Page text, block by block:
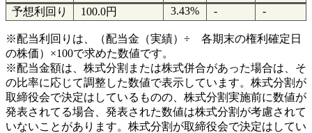
予想利回り 100.0円 3.43% - -
※配当利回りは、（配当金（実績）÷ 各期末の権利確定日
の株価）×100で求めた数値です。
※配当金額は、株式分割または株式併合があった場合は、そ
の比率に応じて調整した数値で表示しています。株式分割が
取締役会で決定はしているものの、株式分割実施前に数値が
発表されてる場合、発表された数値は株式分割が考慮されて
いないことがあります。株式分割が取締役会で決定はしてい